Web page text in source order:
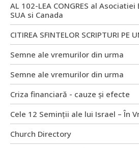
AL 102-LEA CONGRES al
SUA si Canada
CITIREA SFINTELOR SCRIPTURI PE
Semne ale vremurilor din urma
Semne ale vremurilor din urma
Criza financiară - cauze și efecte
Cele 12 Seminții ale lui Israel – În
Church Directory